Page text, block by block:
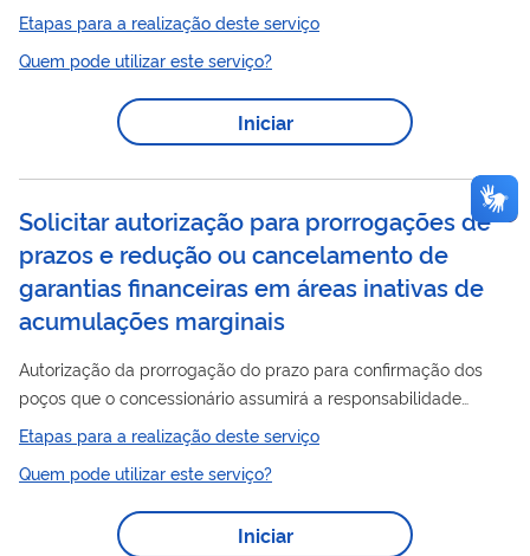
as garantias financeirasreferentes ao compromisso
cumprimento desse compromisso. Inexistindo pendências, a
ANP emitirá o atestado de conclusão do Programa
Exploratório Mínimo em até 30 (trinta) dias após sua conclusão
Etapas para a realização deste serviço
Quem pode utilizar este serviço?
Iniciar
Solicitar autorização para prorrogações de
prazos e redução ou cancelamento de
garantias financeiras em áreas inativas de
acumulações marginais
Autorização da prorrogação do prazo para confirmação dos
poços que o concessionário assumirá a responsabilidade
quanto ao abandono, da postergação da declaração de
comercialidade, e da redução ou o cancelamento das
garantiasfinanceirasrelativas ao cumprimento dos
programas de trabalho inicial dos contratos oriundos das
rodadas das áreas com acumulações marginais. Para utilizar
Etapas para a realização deste serviço
Quem pode utilizar este serviço?
Iniciar